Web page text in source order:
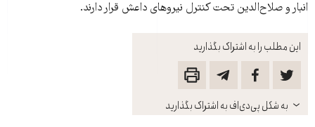
این مطلب را به اشتراک بگذارید
باز
کنید
به شکل پی‌دی‌اف به اشتراک بگذارید
انبار و صلاح‌الدین تحت کنترل نیروهای داعش قرار دارند.